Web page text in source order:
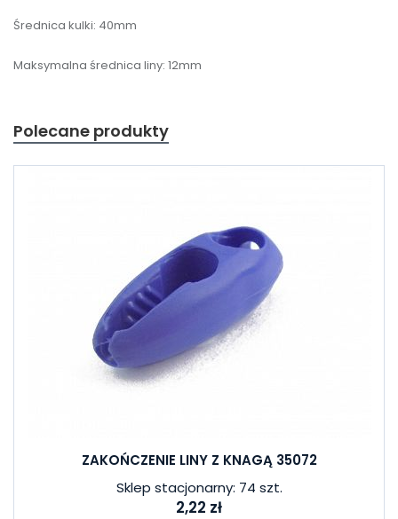
Średnica kulki: 40mm
Maksymalna średnica liny: 12mm
Polecane produkty
ZAKOŃCZENIE LINY Z KNAGĄ 35072
Sklep stacjonarny: 74 szt.
2,22 zł